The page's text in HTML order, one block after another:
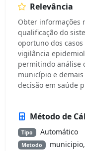
Relevância
Obter informações
qualificação do
oportuno dos
vigilância
permitindo análise
município e
decisão em saúde
Método de
Tipo Automático
Metodo